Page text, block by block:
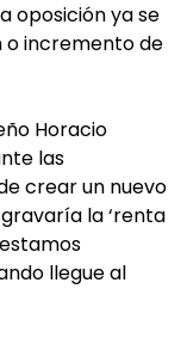
oposición ya se
o incremento de
Horacio
las
crear un nuevo
la ‘renta
llegue al